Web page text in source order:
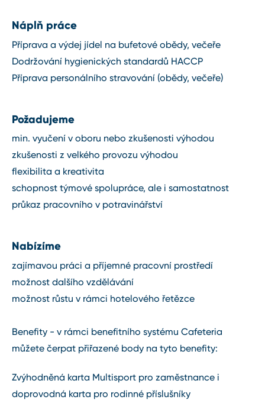
Náplň práce
Příprava a výdej jídel na bufetové obědy, večeře
Dodržování hygienických standardů HACCP
Příprava personálního stravování (obědy, večeře)
Požadujeme
min. vyučení v oboru nebo zkušenosti výhodou
zkušenosti z velkého provozu výhodou
flexibilita a kreativita
schopnost týmové spolupráce, ale i samostatnost
průkaz pracovního v potravinářství
Nabízíme
zajímavou práci a příjemné pracovní prostředí
možnost dalšího vzdělávání
možnost růstu v rámci hotelového řetězce
Benefity - v rámci benefitního systému Cafeteria
můžete čerpat přiřazené body na tyto benefity:
Zvýhodněná karta Multisport pro zaměstnance i
doprovodná karta pro rodinné příslušníky